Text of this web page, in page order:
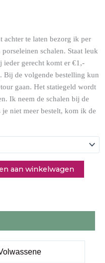
te laten bezorg ik per
schalen. Staat leuk
gerecht komt er €1,-
Bij de volgende bestelling kun
gaan. Het statiegeld wordt
Ik neem de schalen bij de
niet meer bestelt, kom ik de
aan winkelwagen